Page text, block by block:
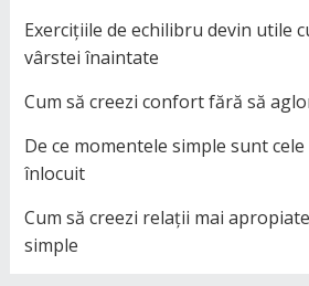
Exercițiile de echilibru devin utile
vârstei înaintate
Cum să creezi confort fără să
De ce momentele simple sunt
înlocuit
Cum să creezi relații mai
simple